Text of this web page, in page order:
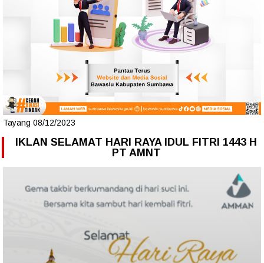
Tayang 08/12/2023
IKLAN SELAMAT HARI RAYA IDUL FITRI 1443 H
PT AMNT